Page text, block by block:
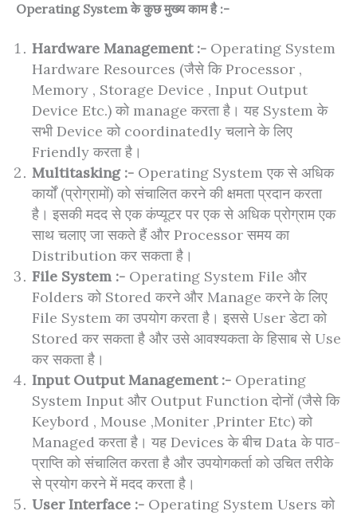
Operating System के कुछ मुख्य काम है :-
Hardware Management :- Operating System
Hardware Resources (जैसे कि Processor ,
Memory , Storage Device , Input Output
Device Etc.) को manage करता है। यह System के
सभी Device को coordinatedly चलाने के लिए
Friendly करता है।
Multitasking :- Operating System एक से अधिक
कार्यों (प्रोग्रामों) को संचालित करने की क्षमता प्रदान करता
है। इसकी मदद से एक कंप्यूटर पर एक से अधिक प्रोग्राम एक
साथ चलाए जा सकते हैं और Processor समय का
Distribution कर सकता है।
File System :- Operating System File और
Folders को Stored करने और Manage करने के लिए
File System का उपयोग करता है। इससे User डेटा को
Stored कर सकता है और उसे आवश्यकता के हिसाब से Use
कर सकता है।
Input Output Management :- Operating
System Input और Output Function दोनों (जैसे कि
Keybord , Mouse ,Moniter ,Printer Etc) को
Managed करता है। यह Devices के बीच Data के पाठ-
प्राप्ति को संचालित करता है और उपयोगकर्ता को उचित तरीके
से प्रयोग करने में मदद करता है।
User Interface :- Operating System Users को